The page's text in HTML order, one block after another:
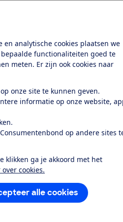
en analytische cookies plaatsen we
functionaliteiten goed te
meten. Er zijn ook cookies naar
onze site te kunnen geven.
informatie op onze website,
op andere sites
klikken ga je akkoord met het
over cookies.
alle cookies
en Samsung winkeliers
Voor deze verboden
maakte bezwaar, maar het
beslissing onderstreept het
benadeling van consumenten
collectieve procedure tegen
Claims: ‘Niet
Samsung deed dit ook.
Als gevolg hiervan
Sony en Panasonic.
een televisie. Met uitschieters
bedrag moeten terugkrijgen.’